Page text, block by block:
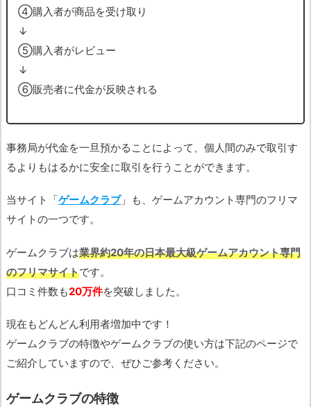
➃購入者が商品を受け取り
↓
➄購入者がレビュー
↓
➅販売者に代金が反映される
事務局が代金を一旦預かることによって、個人間のみで取引す
るよりもはるかに安全に取引を行うことができます。
当サイト「ゲームクラブ」も、ゲームアカウント専門のフリマ
サイトの一つです。
ゲームクラブは業界約20年の日本最大級ゲームアカウント専門
のフリマサイトです。
口コミ件数も20万件を突破しました。
現在もどんどん利用者増加中です！
ゲームクラブの特徴やゲームクラブの使い方は下記のページで
ご紹介していますので、ぜひご参考ください。
ゲームクラブの特徴